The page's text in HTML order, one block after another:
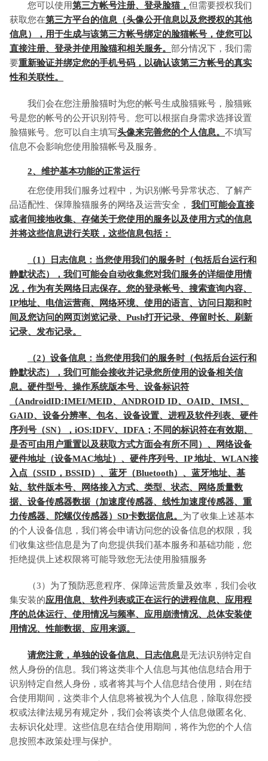
您可以使用第三方帐号注册、登录脸猫， 但需要授权我们
获取您在第三方平台的信息（头像公开信息以及您授权的其他
信息），用于生成与该第三方帐号绑定的脸猫帐号，使您可以
直接注册、登录并使用脸猫和相关服务。 部分情况下，我们需
要重新验证并绑定您的手机号码，以确认该第三方帐号的真实
性和关联性。
我们会在您注册脸猫时为您的帐号生成脸猫账号，脸猫账
号是您的帐号的公开识别符号。您可以根据自身需求选择设置
脸猫账号。您可以自主填写头像来完善您的个人信息。 不填写
信息不会影响您使用脸猫帐号及服务。
2、维护基本功能的正常运行
在您使用我们服务过程中，为识别帐号异常状态、了解产
品适配性、保障脸猫服务的网络及运营安全， 我们可能会直接
或者间接地收集、存储关于您使用的服务以及使用方式的信息
并将这些信息进行关联，这些信息包括：
（1）日志信息：当您使用我们的服务时（包括后台运行和
静默状态），我们可能会自动收集您对我们服务的详细使用情
况，作为有关网络日志保存。您的登录帐号、搜索查询内容、
IP地址、电信运营商、网络环境、使用的语言、访问日期和时
间及您访问的网页浏览记录、Push打开记录、停留时长、刷新
记录、发布记录。
（2）设备信息：当您使用我们的服务时（包括后台运行和
静默状态），我们可能会接收并记录您所使用的设备相关信
息。硬件型号、操作系统版本号、设备标识符
（AndroidID:IMEI/MEID、ANDROID ID、OAID、IMSI、
GAID、设备分辨率、包名、设备设置、进程及软件列表、硬件
序列号（SN），iOS:IDFV、IDFA；不同的标识符在有效期、
是否可由用户重置以及获取方式方面会有所不同）、网络设备
硬件地址（设备MAC地址）、硬件序列号、IP 地址、WLAN接
入点（SSID，BSSID）、蓝牙（Bluetooth）、蓝牙地址、基
站、软件版本号、网络接入方式、类型、状态、网络质量数
据、设备传感器数据（加速度传感器、线性加速度传感器、重
力传感器、陀螺仪传感器）SD卡数据信息。 为了收集上述基本
的个人设备信息，我们将会申请访问您的设备信息的权限，我
们收集这些信息是为了向您提供我们基本服务和基础功能，您
拒绝提供上述权限将可能导致您无法使用脸猫服务
（3）为了预防恶意程序、保障运营质量及效率，我们会收
集安装的应用信息、软件列表或正在运行的进程信息、应用程
序的总体运行、使用情况与频率、应用崩溃情况、总体安装使
用情况、性能数据、应用来源。
请您注意，单独的设备信息、日志信息是无法识别特定自
然人身份的信息。我们将这类非个人信息与其他信息结合用于
识别特定自然人身份，或者将其与个人信息结合使用，则在结
合使用期间，这类非个人信息将被视为个人信息，除取得您授
权或法律法规另有规定外，我们会将该类个人信息做匿名化、
去标识化处理。这些信息在结合使用期间，将作为您的个人信
息按照本政策处理与保护。